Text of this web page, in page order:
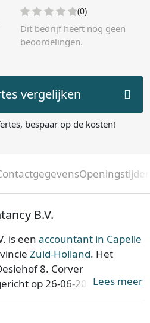
(0)
Dit bedrijf heeft nog geen
beoordelingen.
vergelijken
bespaar op de kosten!
B.V.
is een accountant in Capelle
Zuid-Holland. Het
8. Corver
op 26-06-2012.Lees meer